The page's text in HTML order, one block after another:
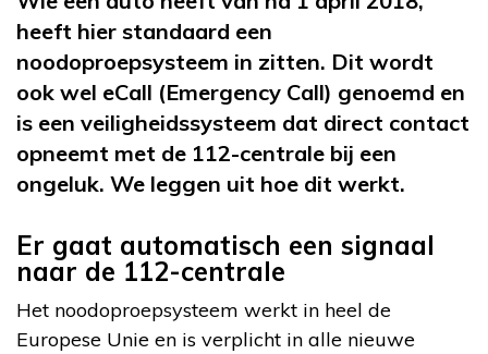
heeft hier standaard een
noodoproepsysteem in zitten. Dit wordt
ook wel eCall (Emergency Call) genoemd en
is een veiligheidssysteem dat direct contact
opneemt met de 112-centrale bij een
ongeluk. We leggen uit hoe dit werkt.
Er gaat automatisch een signaal
naar de 112-centrale
Het noodoproepsysteem werkt in heel de
Europese Unie en is verplicht in alle nieuwe